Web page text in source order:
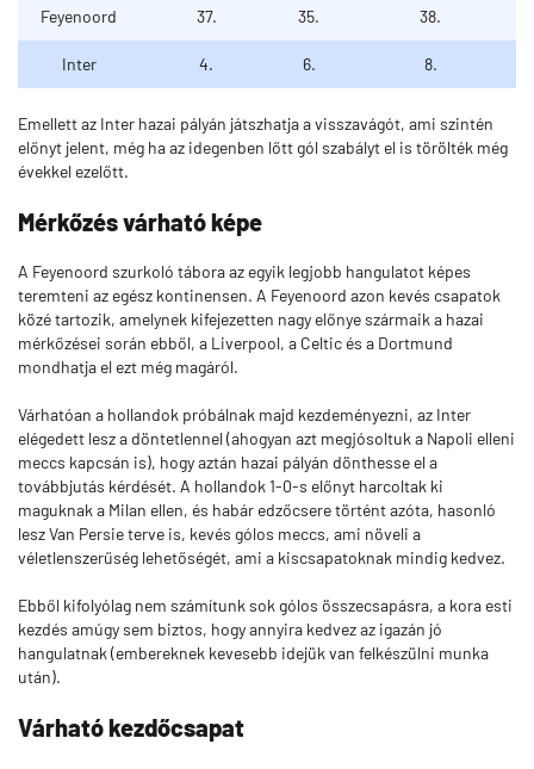
Feyenoord 37. 35. 38.
Inter 4. 6. 8.
Emellett az Inter hazai pályán játszhatja a visszavágót, ami szintén
előnyt jelent, még ha az idegenben lőtt gól szabályt el is törölték még
évekkel ezelőtt.
Mérkőzés várható képe
A Feyenoord szurkoló tábora az egyik legjobb hangulatot képes
teremteni az egész kontinensen. A Feyenoord azon kevés csapatok
közé tartozik, amelynek kifejezetten nagy előnye szármaik a hazai
mérkőzései során ebből, a Liverpool, a Celtic és a Dortmund
mondhatja el ezt még magáról.
Várhatóan a hollandok próbálnak majd kezdeményezni, az Inter
elégedett lesz a döntetlennel (ahogyan azt megjósoltuk a Napoli elleni
meccs kapcsán is), hogy aztán hazai pályán dönthesse el a
továbbjutás kérdését. A hollandok 1-0-s előnyt harcoltak ki
maguknak a Milan ellen, és habár edzőcsere történt azóta, hasonló
lesz Van Persie terve is, kevés gólos meccs, ami növeli a
véletlenszerűség lehetőségét, ami a kiscsapatoknak mindig kedvez.
Ebből kifolyólag nem számítunk sok gólos összecsapásra, a kora esti
kezdés amúgy sem biztos, hogy annyira kedvez az igazán jó
hangulatnak (embereknek kevesebb idejük van felkészülni munka
után).
Várható kezdőcsapat